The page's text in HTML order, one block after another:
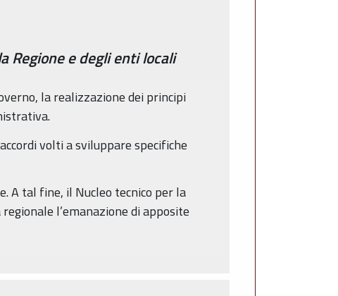
Regione e degli enti locali
la realizzazione dei principi
volti a sviluppare specifiche
A tal fine, il Nucleo tecnico per la
l’emanazione di apposite